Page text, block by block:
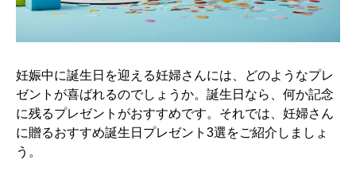
妊娠中に誕生日を迎える妊婦さんには、どのようなプレ
ゼントが喜ばれるのでしょうか。誕生日なら、何か記念
に残るプレゼントがおすすめです。それでは、妊婦さん
に贈るおすすめ誕生日プレゼント3選をご紹介しましょ
う。